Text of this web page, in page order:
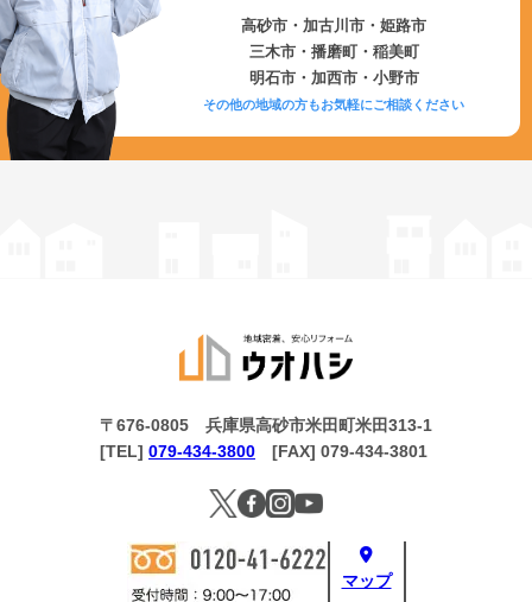
高砂市・加古川市・姫路市
三木市・播磨町・稲美町
明石市・加西市・小野市
その他の地域の方もお気軽にご相談ください
マップ
〒676-0805 兵庫県高砂市米田町米田313-1
[TEL] 079-434-3800 [FAX] 079-434-3801